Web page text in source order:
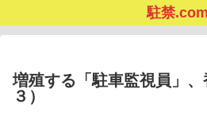
駐禁.com
増殖する「駐車監視員」
３）